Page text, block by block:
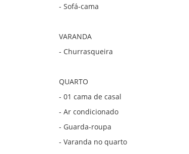
- Sofá-cama
VARANDA
- Churrasqueira
QUARTO
- 01 cama de casal
- Ar condicionado
- Guarda-roupa
- Varanda no quarto